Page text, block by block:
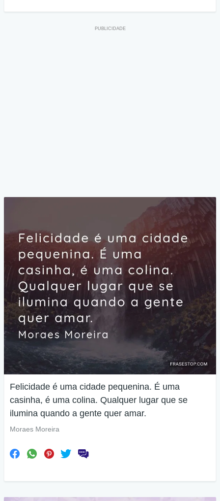
Felicidade é uma cidade pequenina. É uma
casinha, é uma colina. Qualquer lugar que se
ilumina quando a gente quer amar.
Moraes Moreira